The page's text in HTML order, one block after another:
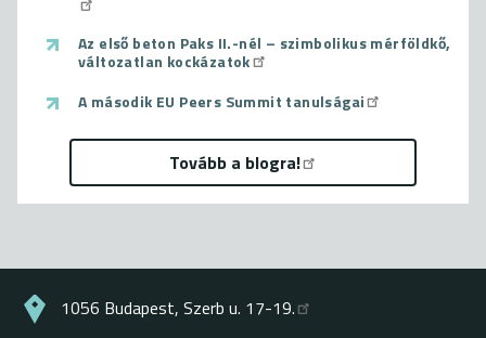
Az első beton Paks II.-nél – szimbolikus mérföldkő,
változatlan kockázatok
A második EU Peers Summit tanulságai
Tovább a blogra!
1056 Budapest, Szerb u. 17-19.